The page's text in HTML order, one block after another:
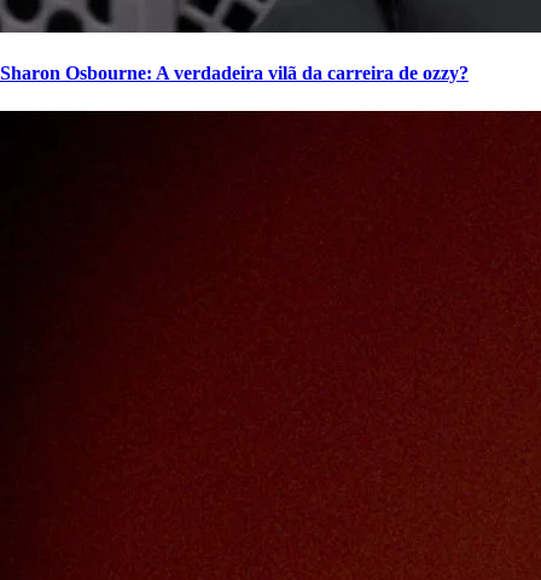
Sharon Osbourne: A verdadeira vilã da carreira de ozzy?